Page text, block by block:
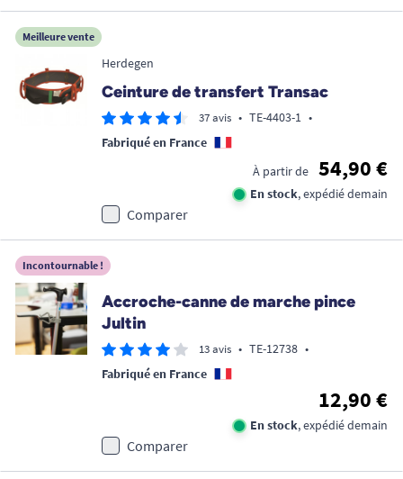
Meilleure vente
Herdegen
Ceinture de transfert Transac
37 avis • TE-4403-1 •
Fabriqué en France
À partir de
54,90 €
En stock, expédié demain
Comparer
Incontournable !
Accroche-canne de marche pince
Jultin
13 avis • TE-12738 •
Fabriqué en France
12,90 €
En stock, expédié demain
Comparer